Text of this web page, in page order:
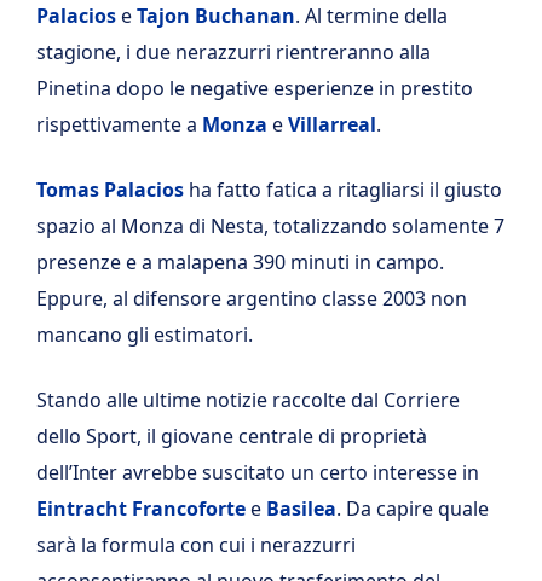
PalacioseTajon Buchanan. Al termine della
stagione, i due nerazzurri rientreranno alla
Pinetina dopo le negative esperienze in prestito
rispettivamente a Monza eVillarreal.
Tomas Palacios ha fatto fatica a ritagliarsi il giusto
spazio al Monza di Nesta, totalizzando solamente 7
presenze e a malapena 390 minuti in campo.
Eppure, al difensore argentino classe 2003 non
mancano gli estimatori.
Stando alle ultime notizie raccolte dal Corriere
dello Sport, il giovane centrale di proprietà
dell’Inter avrebbe suscitato un certo interesse in
Eintracht Francofortee Basilea. Da capire quale
sarà la formula con cui i nerazzurri